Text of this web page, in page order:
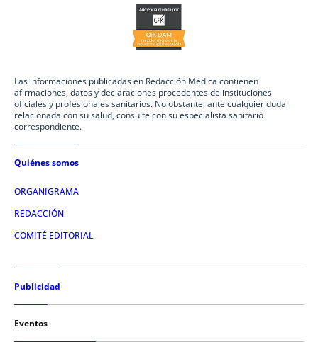
Las informaciones publicadas en Redacción Médica contienen
afirmaciones, datos y declaraciones procedentes de instituciones
oficiales y profesionales sanitarios. No obstante, ante cualquier duda
relacionada con su salud, consulte con su especialista sanitario
correspondiente.
Quiénes somos
ORGANIGRAMA
REDACCIÓN
COMITÉ EDITORIAL
Publicidad
Eventos